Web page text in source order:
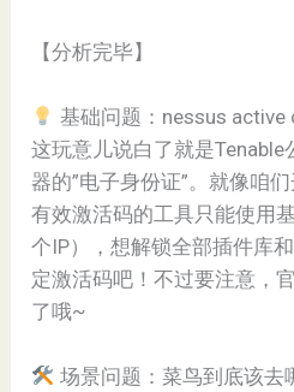
【分析完毕】
基础问题：nessus active
这玩意儿说白了就是
器的”电子身份证”。就像咱
有效激活码的工具只能使用
个IP），想解锁全部插件库
定激活码吧！不过要注意，
了哦~
场景问题：菜鸟到底该去